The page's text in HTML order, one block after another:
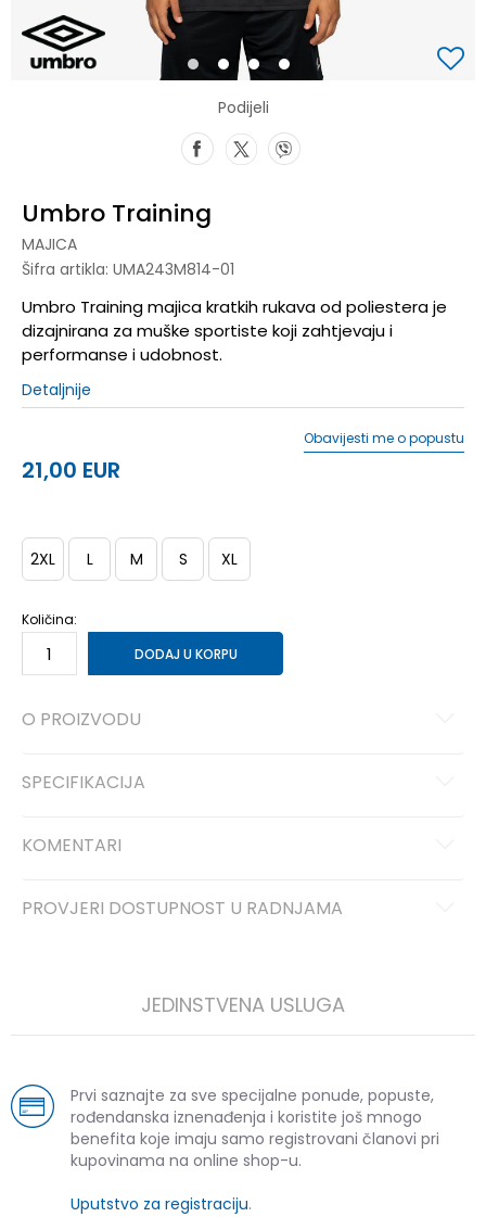
1 2 3 4
Podijeli
Umbro Training
MAJICA
Šifra artikla: UMA243M814-01
Umbro Training majica kratkih rukava od poliestera je
dizajnirana za muške sportiste koji zahtjevaju i
performanse i udobnost.
Detaljnije
21,00 EUR
Obavijesti me o popustu
2XL L M S XL
Količina:
DODAJ U KORPU
O PROIZVODU
SPECIFIKACIJA
KOMENTARI
PROVJERI DOSTUPNOST U RADNJAMA
JEDINSTVENA USLUGA
Prvi saznajte za sve specijalne ponude, popuste,
rođendanska iznenađenja i koristite još mnogo
benefita koje imaju samo registrovani članovi pri
kupovinama na online shop-u.
Uputstvo za registraciju.